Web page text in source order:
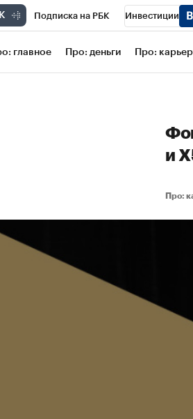
Подписка на РБК Инвестиции
Школа управления РБК РБК
главное Про: деньги Про:
и
Про: